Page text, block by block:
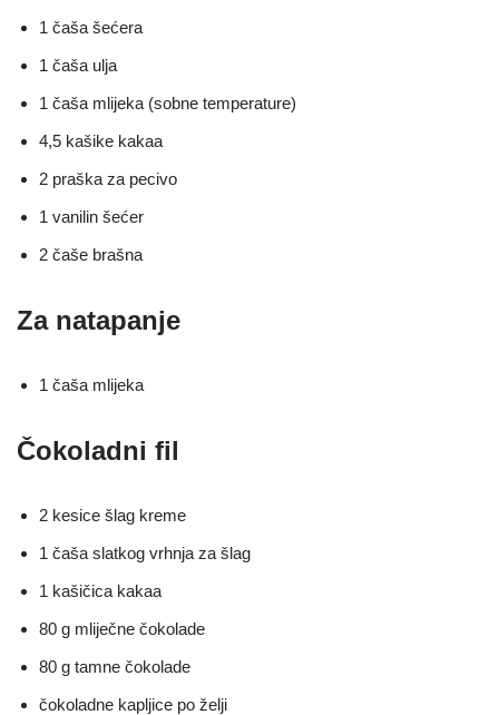
1 čaša šećera
1 čaša ulja
1 čaša mlijeka (sobne temperature)
4,5 kašike kakaa
2 praška za pecivo
1 vanilin šećer
2 čaše brašna
Za natapanje
1 čaša mlijeka
Čokoladni fil
2 kesice šlag kreme
1 čaša slatkog vrhnja za šlag
1 kašičica kakaa
80 g mliječne čokolade
80 g tamne čokolade
čokoladne kapljice po želji